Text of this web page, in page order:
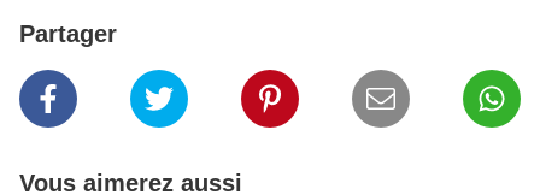
Partager
Vous aimerez aussi